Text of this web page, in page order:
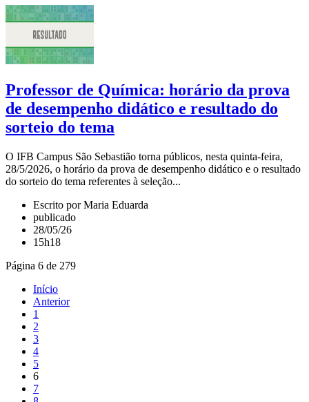
Professor de Química: horário da prova
de desempenho didático e resultado do
sorteio do tema
O IFB Campus São Sebastião torna públicos, nesta quinta-feira,
28/5/2026, o horário da prova de desempenho didático e o resultado
do sorteio do tema referentes à seleção...
Escrito por Maria Eduarda
publicado
28/05/26
15h18
Página 6 de 279
Início
Anterior
1
2
3
4
5
6
7